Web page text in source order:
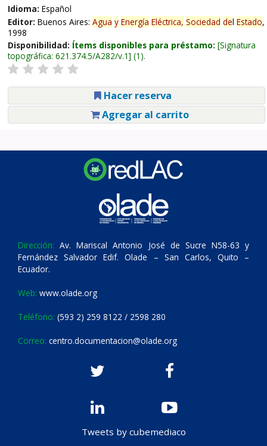
Idioma: Español
Editor: Buenos Aires: Agua y Energía Eléctrica, Sociedad del Estado,
1998
Disponibilidad: Ítems disponibles para préstamo: Signatura
topográfica: 621.374.5/A282/v.1 (1).
Hacer reserva
Agregar al carrito
Dirección: Av. Mariscal Antonio José de Sucre N58-63 y
Fernández Salvador Edif. Olade – San Carlos, Quito –
Ecuador.
Web: www.olade.org
Teléfono: (593 2) 259 8122 / 2598 280
Correo: centro.documentacion@olade.org
Tweets by cubemediaco